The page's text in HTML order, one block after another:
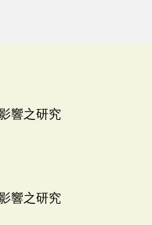
響之研究
響之研究